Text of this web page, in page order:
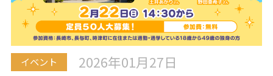
イベント 2026年01月27日